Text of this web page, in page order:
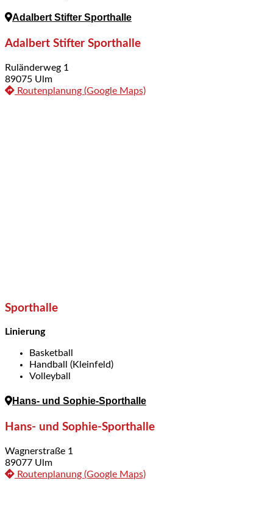
Adalbert Stifter Sporthalle
Adalbert Stifter Sporthalle
Ruländerweg 1
89075 Ulm
Routenplanung (Google Maps)
Sporthalle
Linierung
Basketball
Handball (Kleinfeld)
Volleyball
Hans- und Sophie-Sporthalle
Hans- und Sophie-Sporthalle
Wagnerstraße 1
89077 Ulm
Routenplanung (Google Maps)